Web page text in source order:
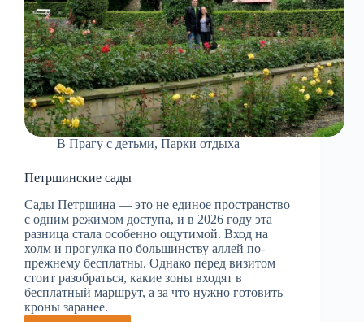
В Прагу с детьми, Парки отдыха
Петршинские сады
Сады Петршина — это не единое пространство
с одним режимом доступа, и в 2026 году эта
разница стала особенно ощутимой. Вход на
холм и прогулка по большинству аллей по-
прежнему бесплатны. Однако перед визитом
стоит разобраться, какие зоны входят в
бесплатный маршрут, а за что нужно готовить
кроны заранее.